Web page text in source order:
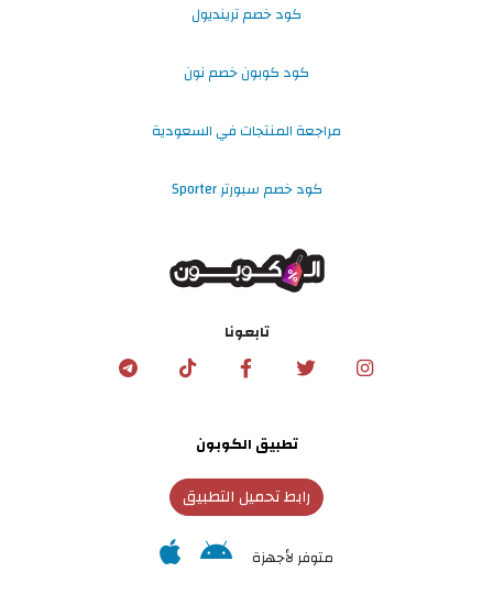
كود خصم ترينديول
كود كوبون خصم نون
مراجعة المنتجات في السعودية
كود خصم سبورتر Sporter
تابعونا
تطبيق الكوبون
رابط تحميل التطبيق
متوفر لأجهزة